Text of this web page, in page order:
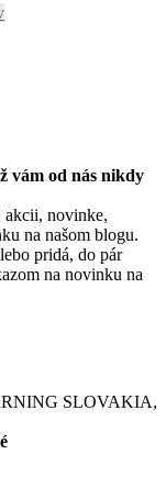
ž vám od nás nikdy
akcii, novinke,
na našom blogu.
pridá, do pár
na novinku na
SLOVAKIA,